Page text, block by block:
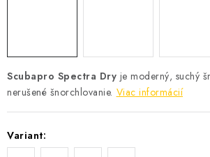
Scubapro Spectra Dry je moderný, suchý
nerušené šnorchlovanie. Viac informácií
Variant: